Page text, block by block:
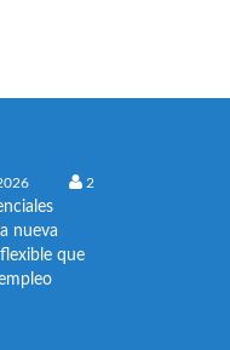
2
nueva
que